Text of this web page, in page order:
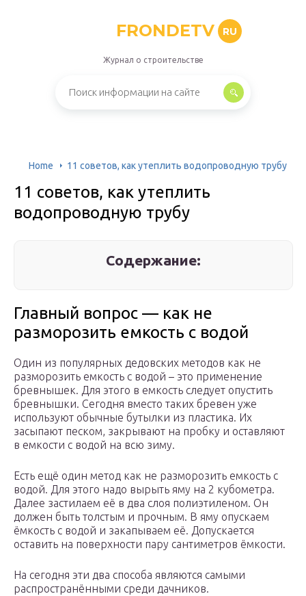
FRONDETV RU
Журнал о строительстве
Home 11 советов, как утеплить водопроводную трубу
11 советов, как утеплить
водопроводную трубу
Содержание:
Главный вопрос — как не
разморозить емкость с водой
Один из популярных дедовских методов как не
разморозить емкость с водой – это применение
бревнышек. Для этого в емкость следует опустить
бревнышки. Сегодня вместо таких бревен уже
используют обычные бутылки из пластика. Их
засыпают песком, закрывают на пробку и оставляют
в емкости с водой на всю зиму.
Есть ещё один метод как не разморозить емкость с
водой. Для этого надо вырыть яму на 2 кубометра.
Далее застилаем её в два слоя полиэтиленом. Он
должен быть толстым и прочным. В яму опускаем
ёмкость с водой и закапываем её. Допускается
оставить на поверхности пару сантиметров ёмкости.
На сегодня эти два способа являются самыми
распространёнными среди дачников.